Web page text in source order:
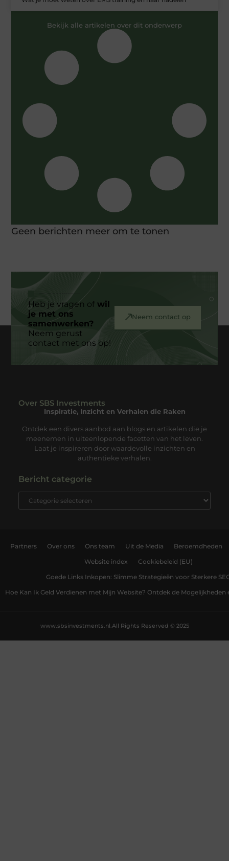
Bekijk alle artikelen over dit onderwerp
Geen berichten meer om te tonen
Heb je vragen ofwil
je met ons
samenwerken?
Neem gerust
contact met ons op!
Neem contact op
Over SBS Investments
Inspiratie, Inzicht en Verhalen die Raken
Ontdek een divers aanbod aan blogs en artikelen die je
meenemen in uiteenlopende facetten van het leven.
Laat je inspireren door waardevolle inzichten en
authentieke verhalen.
Bericht categorie
Partners Over ons Ons team Uit de Media Beroemdheden
Website index Cookiebeleid (EU)
Goede Links Inkopen: Slimme Strategieën voor Sterkere
Hoe Kan Ik Geld Verdienen met Mijn Website? Ontdek de Mogelijkheden
All Rights Reserved © 2025
www.sbsinvestments.nl.